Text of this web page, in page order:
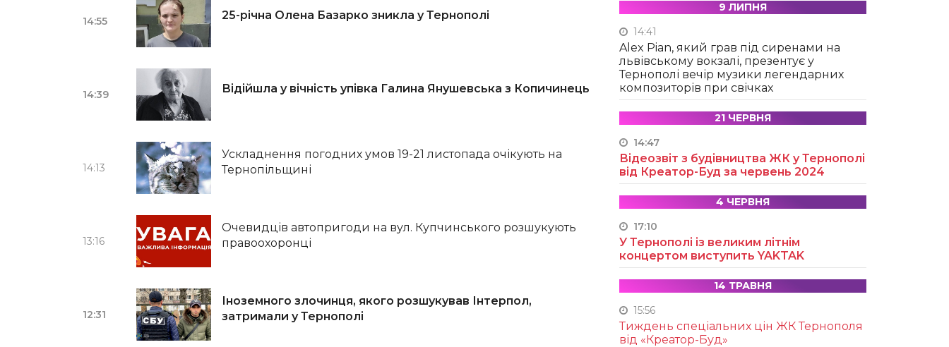
14:55 25-річна Олена Базарко зникла у Тернополі
14:39 Відійшла у вічність упівка Галина Янушевська з Копичинець
14:13
Ускладнення погодних умов 19-21 листопада очікують на
Тернопільщині
13:16
Очевидців автопригоди на вул. Купчинського розшукують
правоохоронці
12:31
Іноземного злочинця, якого розшукував Інтерпол,
затримали у Тернополі
9 ЛИПНЯ
14:41
Alex Pian, який грав під сиренами на
львівському вокзалі, презентує у
Тернополі вечір музики легендарних
композиторів при свічках
21 ЧЕРВНЯ
14:47
Відеозвіт з будівництва ЖК у Тернополі
від Креатор-Буд за червень 2024
4 ЧЕРВНЯ
17:10
У Тернополі із великим літнім
концертом виступить YAKTAK
14 ТРАВНЯ
15:56
Тиждень спеціальних цін ЖК Тернополя
від «Креатор-Буд»